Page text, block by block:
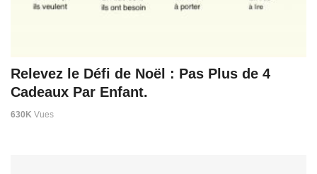
Relevez le Défi de Noël : Pas Plus de 4
Cadeaux Par Enfant.
630K Vues